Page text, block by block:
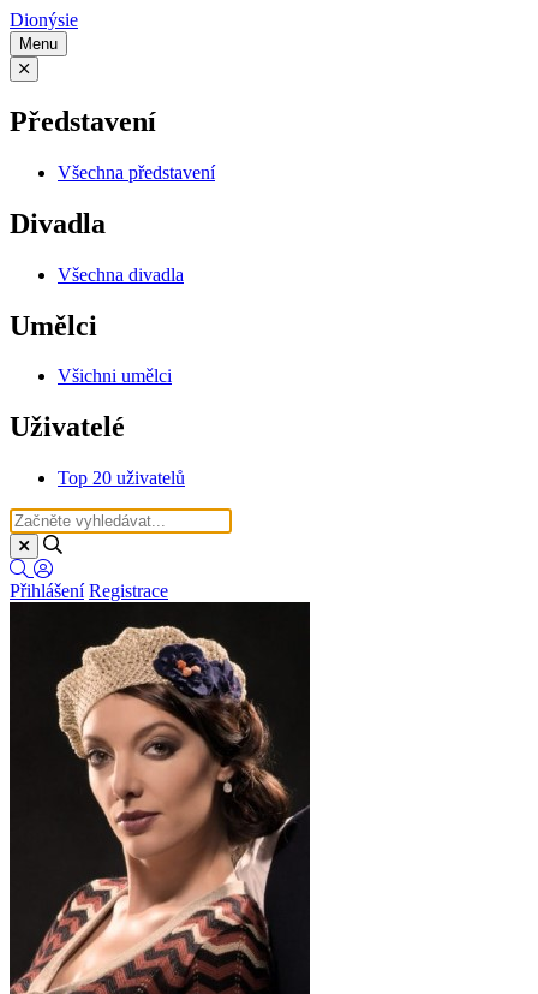
Dionýsie
Menu
Představení
Všechna představení
Divadla
Všechna divadla
Umělci
Všichni umělci
Uživatelé
Top 20 uživatelů
Přihlášení Registrace